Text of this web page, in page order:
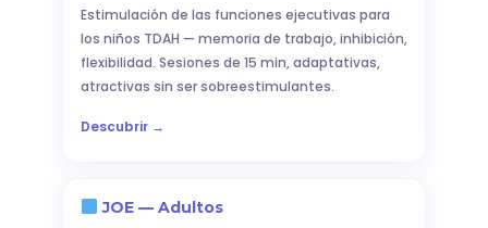
Estimulación de las funciones ejecutivas para
los niños TDAH — memoria de trabajo, inhibición,
flexibilidad. Sesiones de 15 min, adaptativas,
atractivas sin ser sobreestimulantes.
Descubrir →
JOE — Adultos